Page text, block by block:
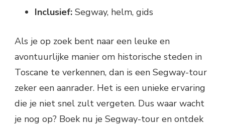
Inclusief: Segway, helm, gids
Als je op zoek bent naar een leuke en
avontuurlijke manier om historische steden in
Toscane te verkennen, dan is een Segway-tour
zeker een aanrader. Het is een unieke ervaring
die je niet snel zult vergeten. Dus waar wacht
je nog op? Boek nu je Segway-tour en ontdek